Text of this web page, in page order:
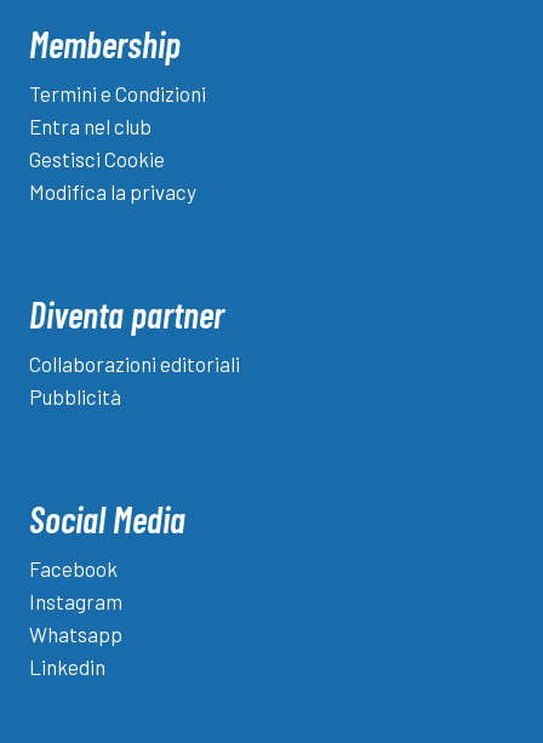
Membership
Termini e Condizioni
Entra nel club
Gestisci Cookie
Modifica la privacy
Diventa partner
Collaborazioni editoriali
Pubblicità
Social Media
Facebook
Instagram
Whatsapp
Linkedin